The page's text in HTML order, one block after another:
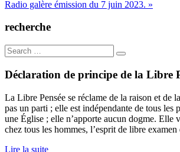
de
l’article
Radio galère émission du 7 juin 2023. »
recherche
Search
for:
Déclaration de principe de la Libre
La Libre Pensée se réclame de la raison et de
pas un parti ; elle est indépendante de tous les
une Église ; elle n’apporte aucun dogme. Elle
chez tous les hommes, l’esprit de libre examen
Lire la suite